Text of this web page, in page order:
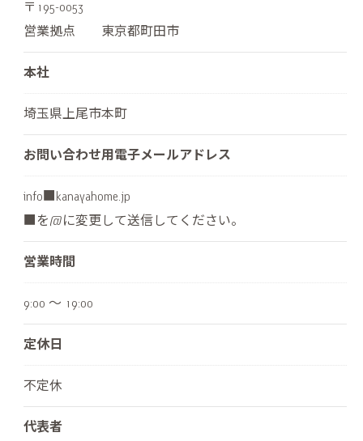
〒195-0053
営業拠点 東京都町田市
本社
埼玉県上尾市本町
お問い合わせ用電子メールアドレス
info■kanayahome.jp
■を@に変更して送信してください。
営業時間
9:00 〜 19:00
定休日
不定休
代表者